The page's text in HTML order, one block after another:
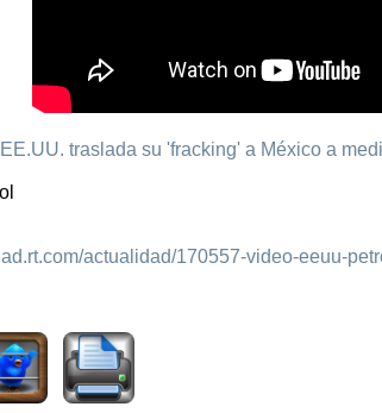
EE.UU. traslada su 'fracking' a México a
actualidad/170557-video-eeuu-